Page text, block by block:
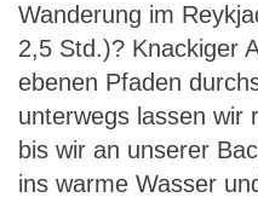
Wanderung im
2,5 Std.)? Knackiger
ebenen Pfaden
unterwegs lassen wir
bis wir an unserer
ins warme Wasser